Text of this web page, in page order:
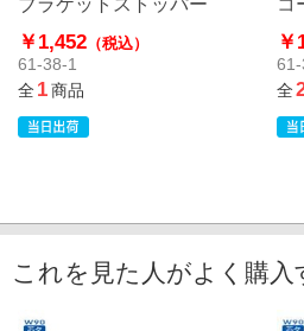
￥1,452 （税込）
61-38-1
全1商品
￥
全
これを見た人がよく購入